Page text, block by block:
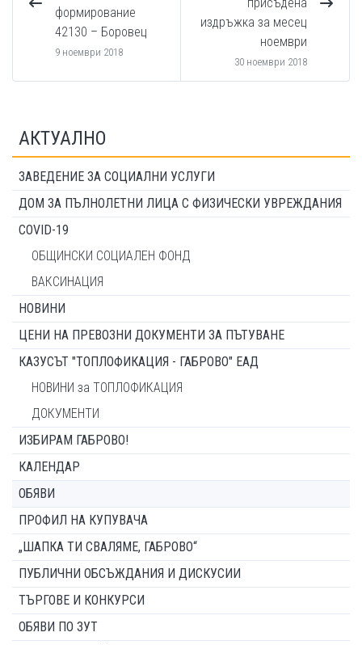
формирование
42130 – Боровец
9 ноември 2018
издръжка за месец
ноември
30 ноември 2018
АКТУАЛНО
ЗАВЕДЕНИЕ ЗА СОЦИАЛНИ УСЛУГИ
ДОМ ЗА ПЪЛНОЛЕТНИ ЛИЦА С ФИЗИЧЕСКИ УВРЕЖДАНИЯ
COVID-19
ОБЩИНСКИ СОЦИАЛЕН ФОНД
ВАКСИНАЦИЯ
НОВИНИ
ЦЕНИ НА ПРЕВОЗНИ ДОКУМЕНТИ ЗА ПЪТУВАНЕ
КАЗУСЪТ "ТОПЛОФИКАЦИЯ - ГАБРОВО" ЕАД
НОВИНИ за ТОПЛОФИКАЦИЯ
ДОКУМЕНТИ
ИЗБИРАМ ГАБРОВО!
КАЛЕНДАР
ОБЯВИ
ПРОФИЛ НА КУПУВАЧА
„ШАПКА ТИ СВАЛЯМЕ, ГАБРОВО“
ПУБЛИЧНИ ОБСЪЖДАНИЯ И ДИСКУСИИ
ТЪРГОВЕ И КОНКУРСИ
ОБЯВИ ПО ЗУТ